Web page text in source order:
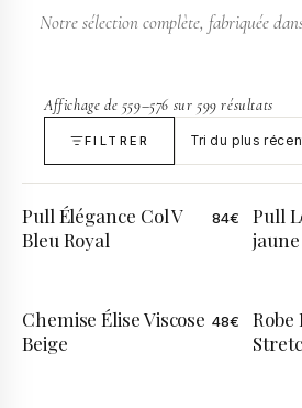
Notre sélection complète, fabriquée
Affichage de 559–576 sur 599 résultats
FILTRER
Pull Élégance Col V
Bleu Royal
84€
Pull
jaune
Chemise Élise Viscose
Beige
48€
Robe